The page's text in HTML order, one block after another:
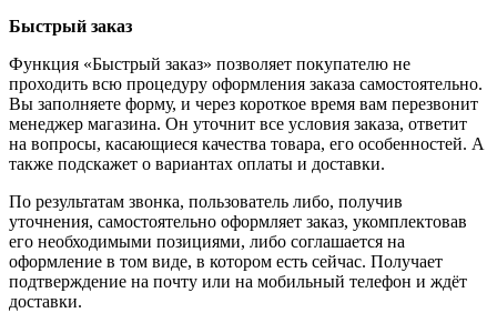
Быстрый заказ
Функция «Быстрый заказ» позволяет покупателю не
проходить всю процедуру оформления заказа самостоятельно.
Вы заполняете форму, и через короткое время вам перезвонит
менеджер магазина. Он уточнит все условия заказа, ответит
на вопросы, касающиеся качества товара, его особенностей. А
также подскажет о вариантах оплаты и доставки.
По результатам звонка, пользователь либо, получив
уточнения, самостоятельно оформляет заказ, укомплектовав
его необходимыми позициями, либо соглашается на
оформление в том виде, в котором есть сейчас. Получает
подтверждение на почту или на мобильный телефон и ждёт
доставки.